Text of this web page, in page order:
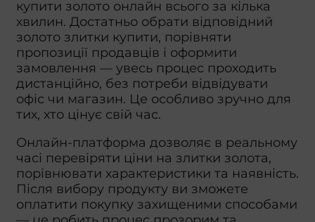
купити золото онлайн всього за кілька
хвилин. Достатньо обрати відповідний
золото злитки купити, порівняти
пропозиції продавців і оформити
замовлення — увесь процес проходить
дистанційно, без потреби відвідувати
офіс чи магазин. Це особливо зручно для
тих, хто цінує свій час.
Онлайн-платформа дозволяє в реальному
часі перевіряти ціни на злитки золота,
порівнювати характеристики та наявність.
Після вибору продукту ви зможете
оплатити покупку захищеними способами